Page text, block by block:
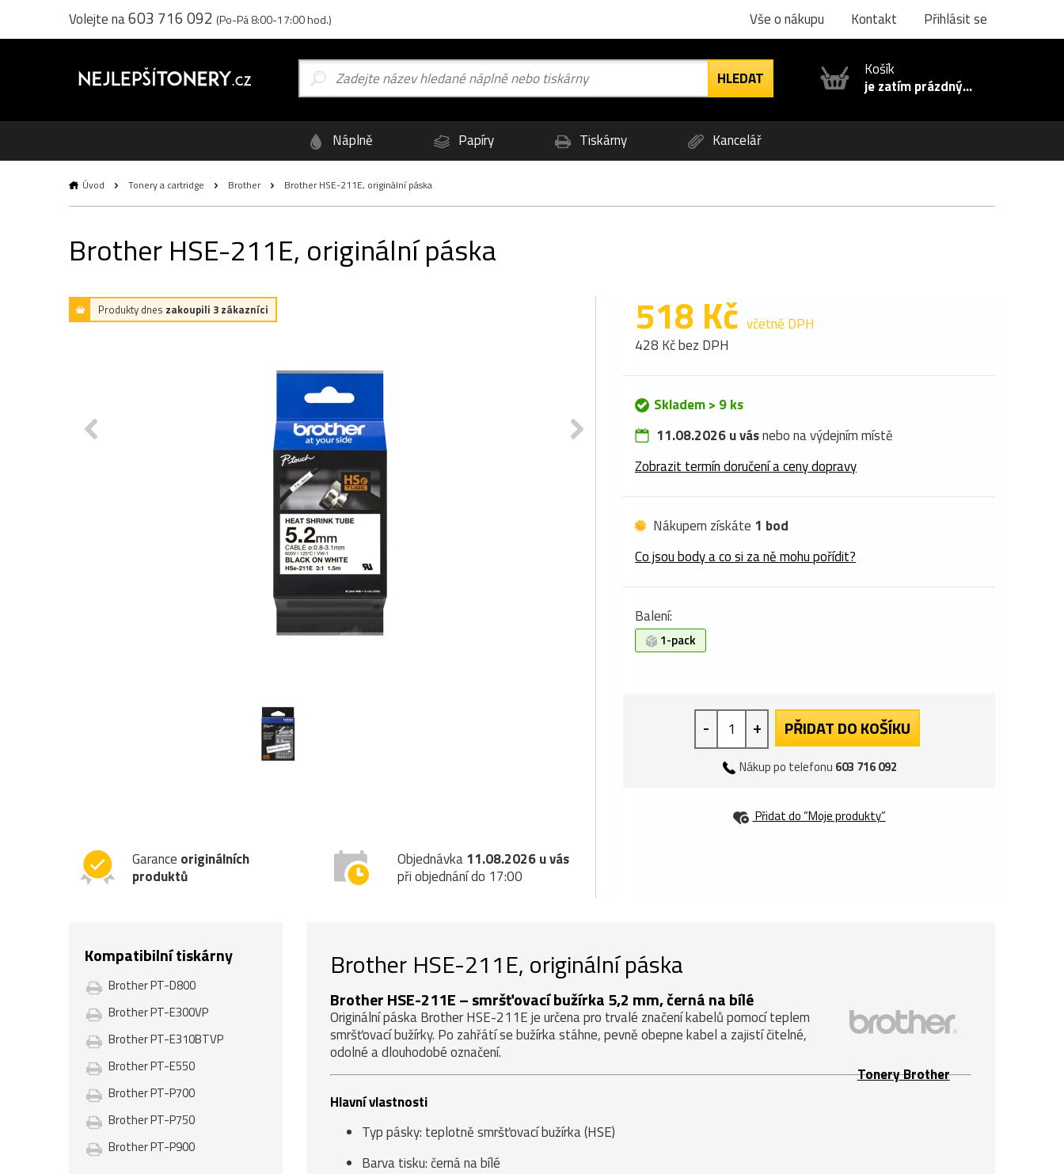
Volejte na603 716 092 (Po-Pá 8:00-17:00 hod.) Vše o nákupu Kontakt Přihlásit se
Košík
je zatím prázdný...
Náplně Papíry Tiskárny Kancelář
Úvod Tonery a cartridge Brother Brother HSE-211E, originální páska
Brother HSE-211E, originální páska
Produkty dnes zakoupili 3 zákazníci
Garance originálních
produktů
Objednávka11.08.2026 u vás
při objednání do 17:00
518 Kč včetně DPH
428 Kč bez DPH
Skladem > 9 ks
11.08.2026 u vásnebo na výdejním místě
Zobrazit termín doručení a ceny dopravy
Nákupem získáte 1 bod
Co jsou body a co si za ně mohu pořídit?
Balení:
1-pack
- + PŘIDAT DO KOŠÍKU
Nákup po telefonu 603 716 092
Přidat do “Moje produkty”
Kompatibilní tiskárny
Brother PT-D800
Brother PT-E300VP
Brother PT-E310BTVP
Brother PT-E550
Brother PT-P700
Brother PT-P750
Brother PT-P900
Brother HSE-211E, originální páska
Tonery Brother
Brother HSE-211E – smršťovací bužírka 5,2 mm, černá na bílé
Originální páska Brother HSE-211E je určena pro trvalé značení kabelů pomocí teplem
smršťovací bužírky. Po zahřátí se bužírka stáhne, pevně obepne kabel a zajistí čitelné,
odolné a dlouhodobé označení.
Hlavní vlastnosti
Typ pásky: teplotně smršťovací bužírka (HSE)
Barva tisku: černá na bílé